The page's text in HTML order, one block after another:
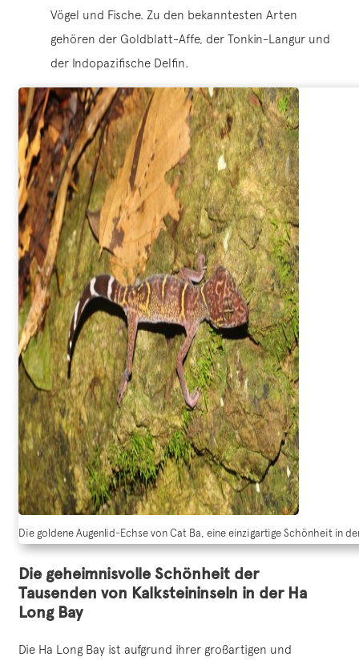
Vögel und Fische. Zu den bekanntesten Arten
gehören der Goldblatt-Affe, der Tonkin-Langur und
der Indopazifische Delfin.
Die goldene Augenlid-Echse von Cat Ba, eine einzigartige Schönheit in
Die geheimnisvolle Schönheit der
Tausenden von Kalksteininseln in der Ha
Long Bay
Die Ha Long Bay ist aufgrund ihrer großartigen und